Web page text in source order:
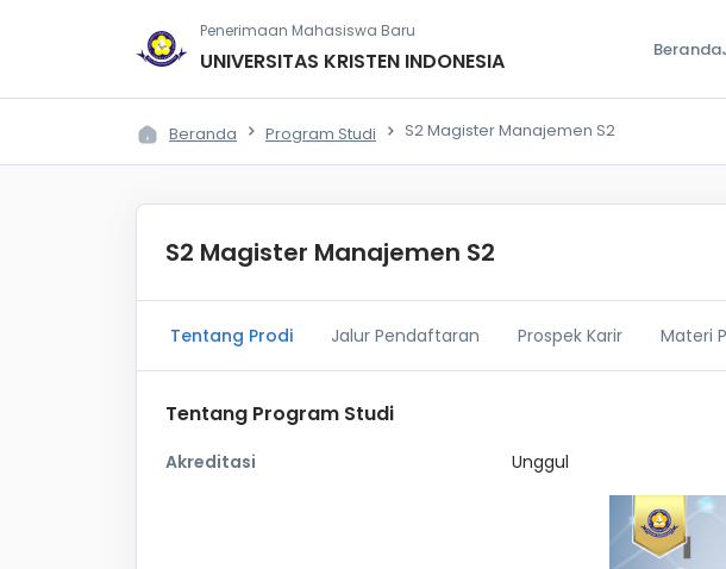
Penerimaan Mahasiswa Baru
UNIVERSITAS KRISTEN INDONESIA Beranda
Beranda Program Studi S2 Magister Manajemen S2
S2 Magister Manajemen S2
Tentang Prodi Jalur Pendaftaran Prospek Karir Materi
Tentang Program Studi
Akreditasi Unggul